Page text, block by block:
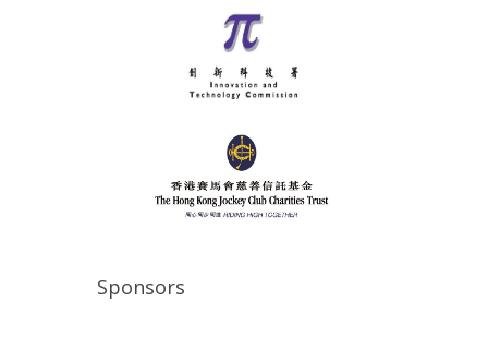
Sponsors